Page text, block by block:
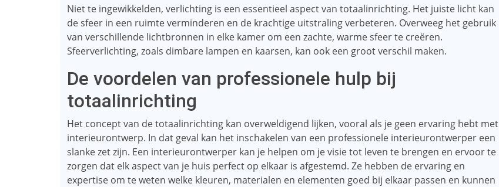
Niet te ingewikkelden, verlichting is een essentieel aspect van totaalinrichting. Het juiste licht kan
de sfeer in een ruimte verminderen en de krachtige uitstraling verbeteren. Overweeg het gebruik
van verschillende lichtbronnen in elke kamer om een ​​zachte, warme sfeer te creëren.
Sfeerverlichting, zoals dimbare lampen en kaarsen, kan ook een groot verschil maken.
De voordelen van professionele hulp bij
totaalinrichting
Het concept van de totaalinrichting kan overweldigend lijken, vooral als je geen ervaring hebt met
interieurontwerp. In dat geval kan het inschakelen van een professionele interieurontwerper een
slanke zet zijn. Een interieurontwerper kan je helpen om je visie tot leven te brengen en ervoor te
zorgen dat elk aspect van je huis perfect op elkaar is afgestemd. Ze hebben de ervaring en
expertise om te weten welke kleuren, materialen en elementen goed bij elkaar passen en kunnen